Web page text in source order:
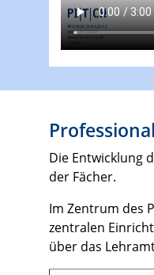
Die Entwicklung
der Fächer.
Im Zentrum des
zentralen
über das